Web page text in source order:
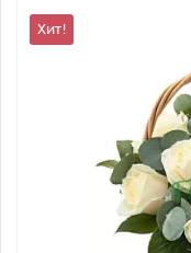
Хит!